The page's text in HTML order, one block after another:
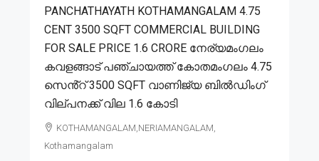
PANCHATHAYATH KOTHAMANGALAM 4.75
CENT 3500 SQFT COMMERCIAL BUILDING
FOR SALE PRICE 1.6 CRORE നേര്യമംഗലം
കവളങ്ങാട് പഞ്ചായത്ത് കോതമംഗലം 4.75
സെൻ്റ് 3500 SQFT വാണിജ്യ ബിൽഡിംഗ്
വില്പനക്ക് വില 1.6 കോടി
KOTHAMANGALAM,NERIAMANGALAM,
Kothamangalam